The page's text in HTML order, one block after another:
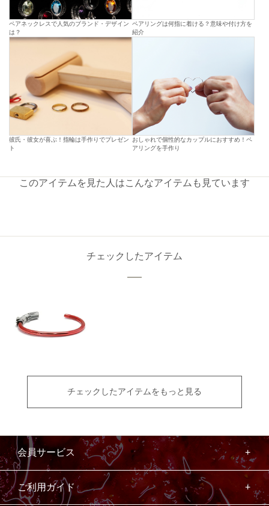
ペアネックレスで人気のブランド・デザイン
は？
ペアリングは何指に着ける？意味や付け方を
紹介
彼氏・彼女が喜ぶ！指輪は手作りでプレゼン
ト
おしゃれで個性的なカップルにおすすめ！ペ
アリングを手作り
このアイテムを見た人はこんなアイテムも見ています
チェックしたアイテム
チェックしたアイテムをもっと見る
会員サービス
ご利用ガイド